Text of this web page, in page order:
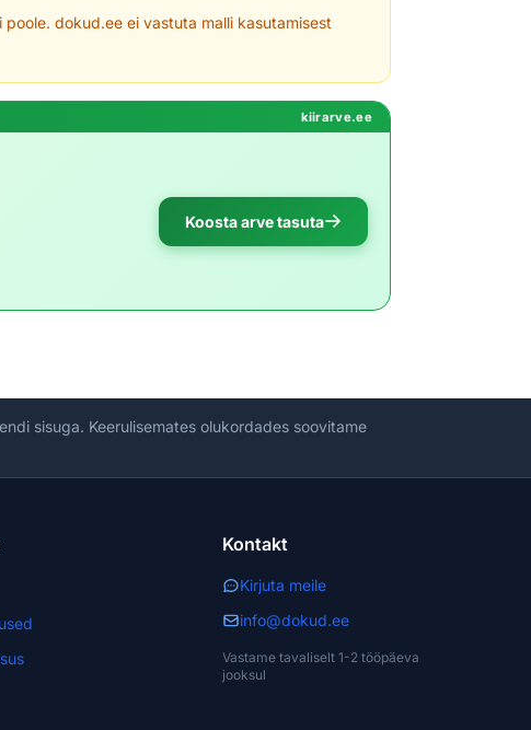
dokud.ee ei vastuta malli kasutamisest
kiirarve.ee
Koosta arve tasuta
sisuga. Keerulisemates olukordades soovitame
Kontakt
Kirjuta meile
info@dokud.ee
Vastame tavaliselt 1-2 tööpäeva
jooksul